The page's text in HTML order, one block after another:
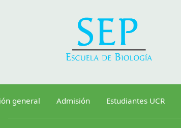
general Admisión Estudiantes UCR